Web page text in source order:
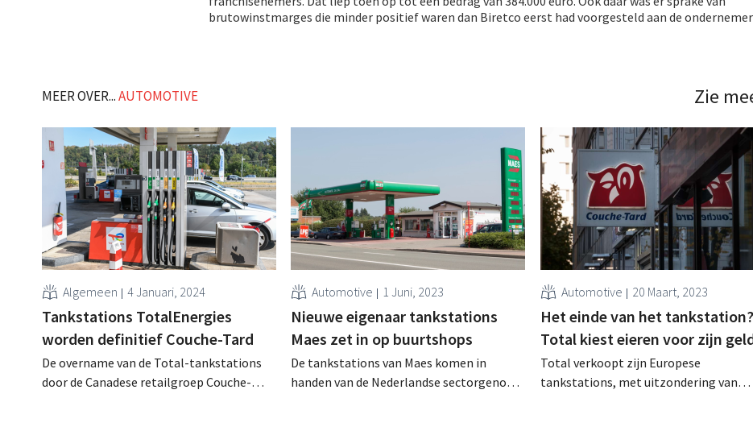
brutowinstmarges die minder positief waren dan Biretco eerst had voorgesteld aan de
MEER OVER...AUTOMOTIVE Zie
Algemeen 4 Januari, 2024
Tankstations TotalEnergies
worden definitief Couche-Tard
De overname van de Total-tankstations
door de Canadese retailgroep Couche-
Automotive 1 Juni, 2023
Nieuwe eigenaar tankstations
Maes zet in op buurtshops
De tankstations van Maes komen in
handen van de Nederlandse sectorgenoot
Automotive 20 Maart, 2023
Het einde van het tankstation?
Total kiest eieren voor zijn
Total verkoopt zijn Europese
tankstations, met uitzondering van